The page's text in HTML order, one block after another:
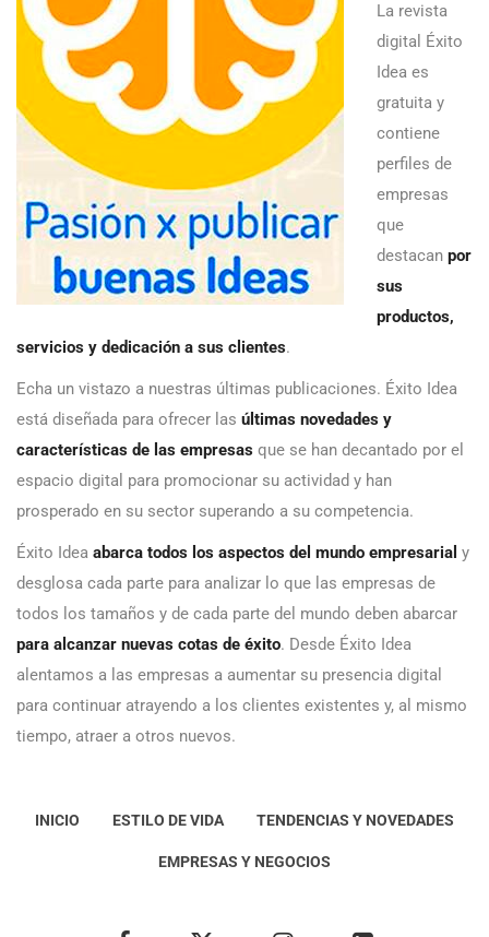
La revista
digital Éxito
Idea es
gratuita y
contiene
perfiles de
empresas
que
destacan por
sus
productos,
servicios y dedicación a sus clientes.
Echa un vistazo a nuestras últimas publicaciones. Éxito Idea
está diseñada para ofrecer las últimas novedades y
características de las empresas que se han decantado por el
espacio digital para promocionar su actividad y han
prosperado en su sector superando a su competencia.
Éxito Idea abarca todos los aspectos del mundo empresarial y
desglosa cada parte para analizar lo que las empresas de
todos los tamaños y de cada parte del mundo deben abarcar
para alcanzar nuevas cotas de éxito. Desde Éxito Idea
alentamos a las empresas a aumentar su presencia digital
para continuar atrayendo a los clientes existentes y, al mismo
tiempo, atraer a otros nuevos.
INICIO ESTILO DE VIDA TENDENCIAS Y NOVEDADES
EMPRESAS Y NEGOCIOS